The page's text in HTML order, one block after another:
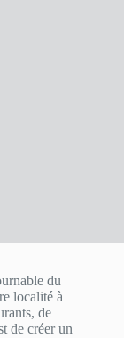
du
localité à
de
de créer un